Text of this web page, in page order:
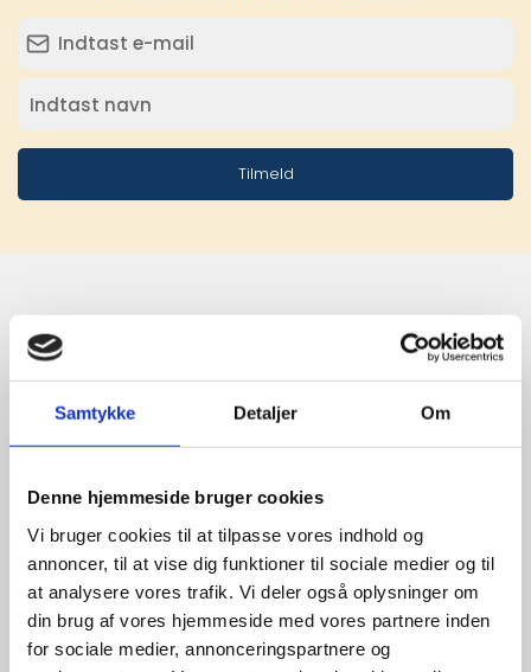
Samtykke Detaljer Om
Denne hjemmeside bruger cookies
Vi bruger cookies til at tilpasse vores indhold og
annoncer, til at vise dig funktioner til sociale medier og til
at analysere vores trafik. Vi deler også oplysninger om
din brug af vores hjemmeside med vores partnere inden
for sociale medier, annonceringspartnere og
Tilmeld
leverandører
giver større
udvalg
For at sikre høj kvalitet og stor
leveringssikkerhed samarbejder vi
med de største og mest
anerkendte leverandører inden for